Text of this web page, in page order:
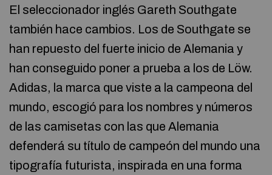
El seleccionador inglés Gareth Southgate
también hace cambios. Los de Southgate se
han repuesto del fuerte inicio de Alemania y
han conseguido poner a prueba a los de Löw.
Adidas, la marca que viste a la campeona del
mundo, escogió para los nombres y números
de las camisetas con las que Alemania
defenderá su título de campeón del mundo una
tipografía futurista, inspirada en una forma